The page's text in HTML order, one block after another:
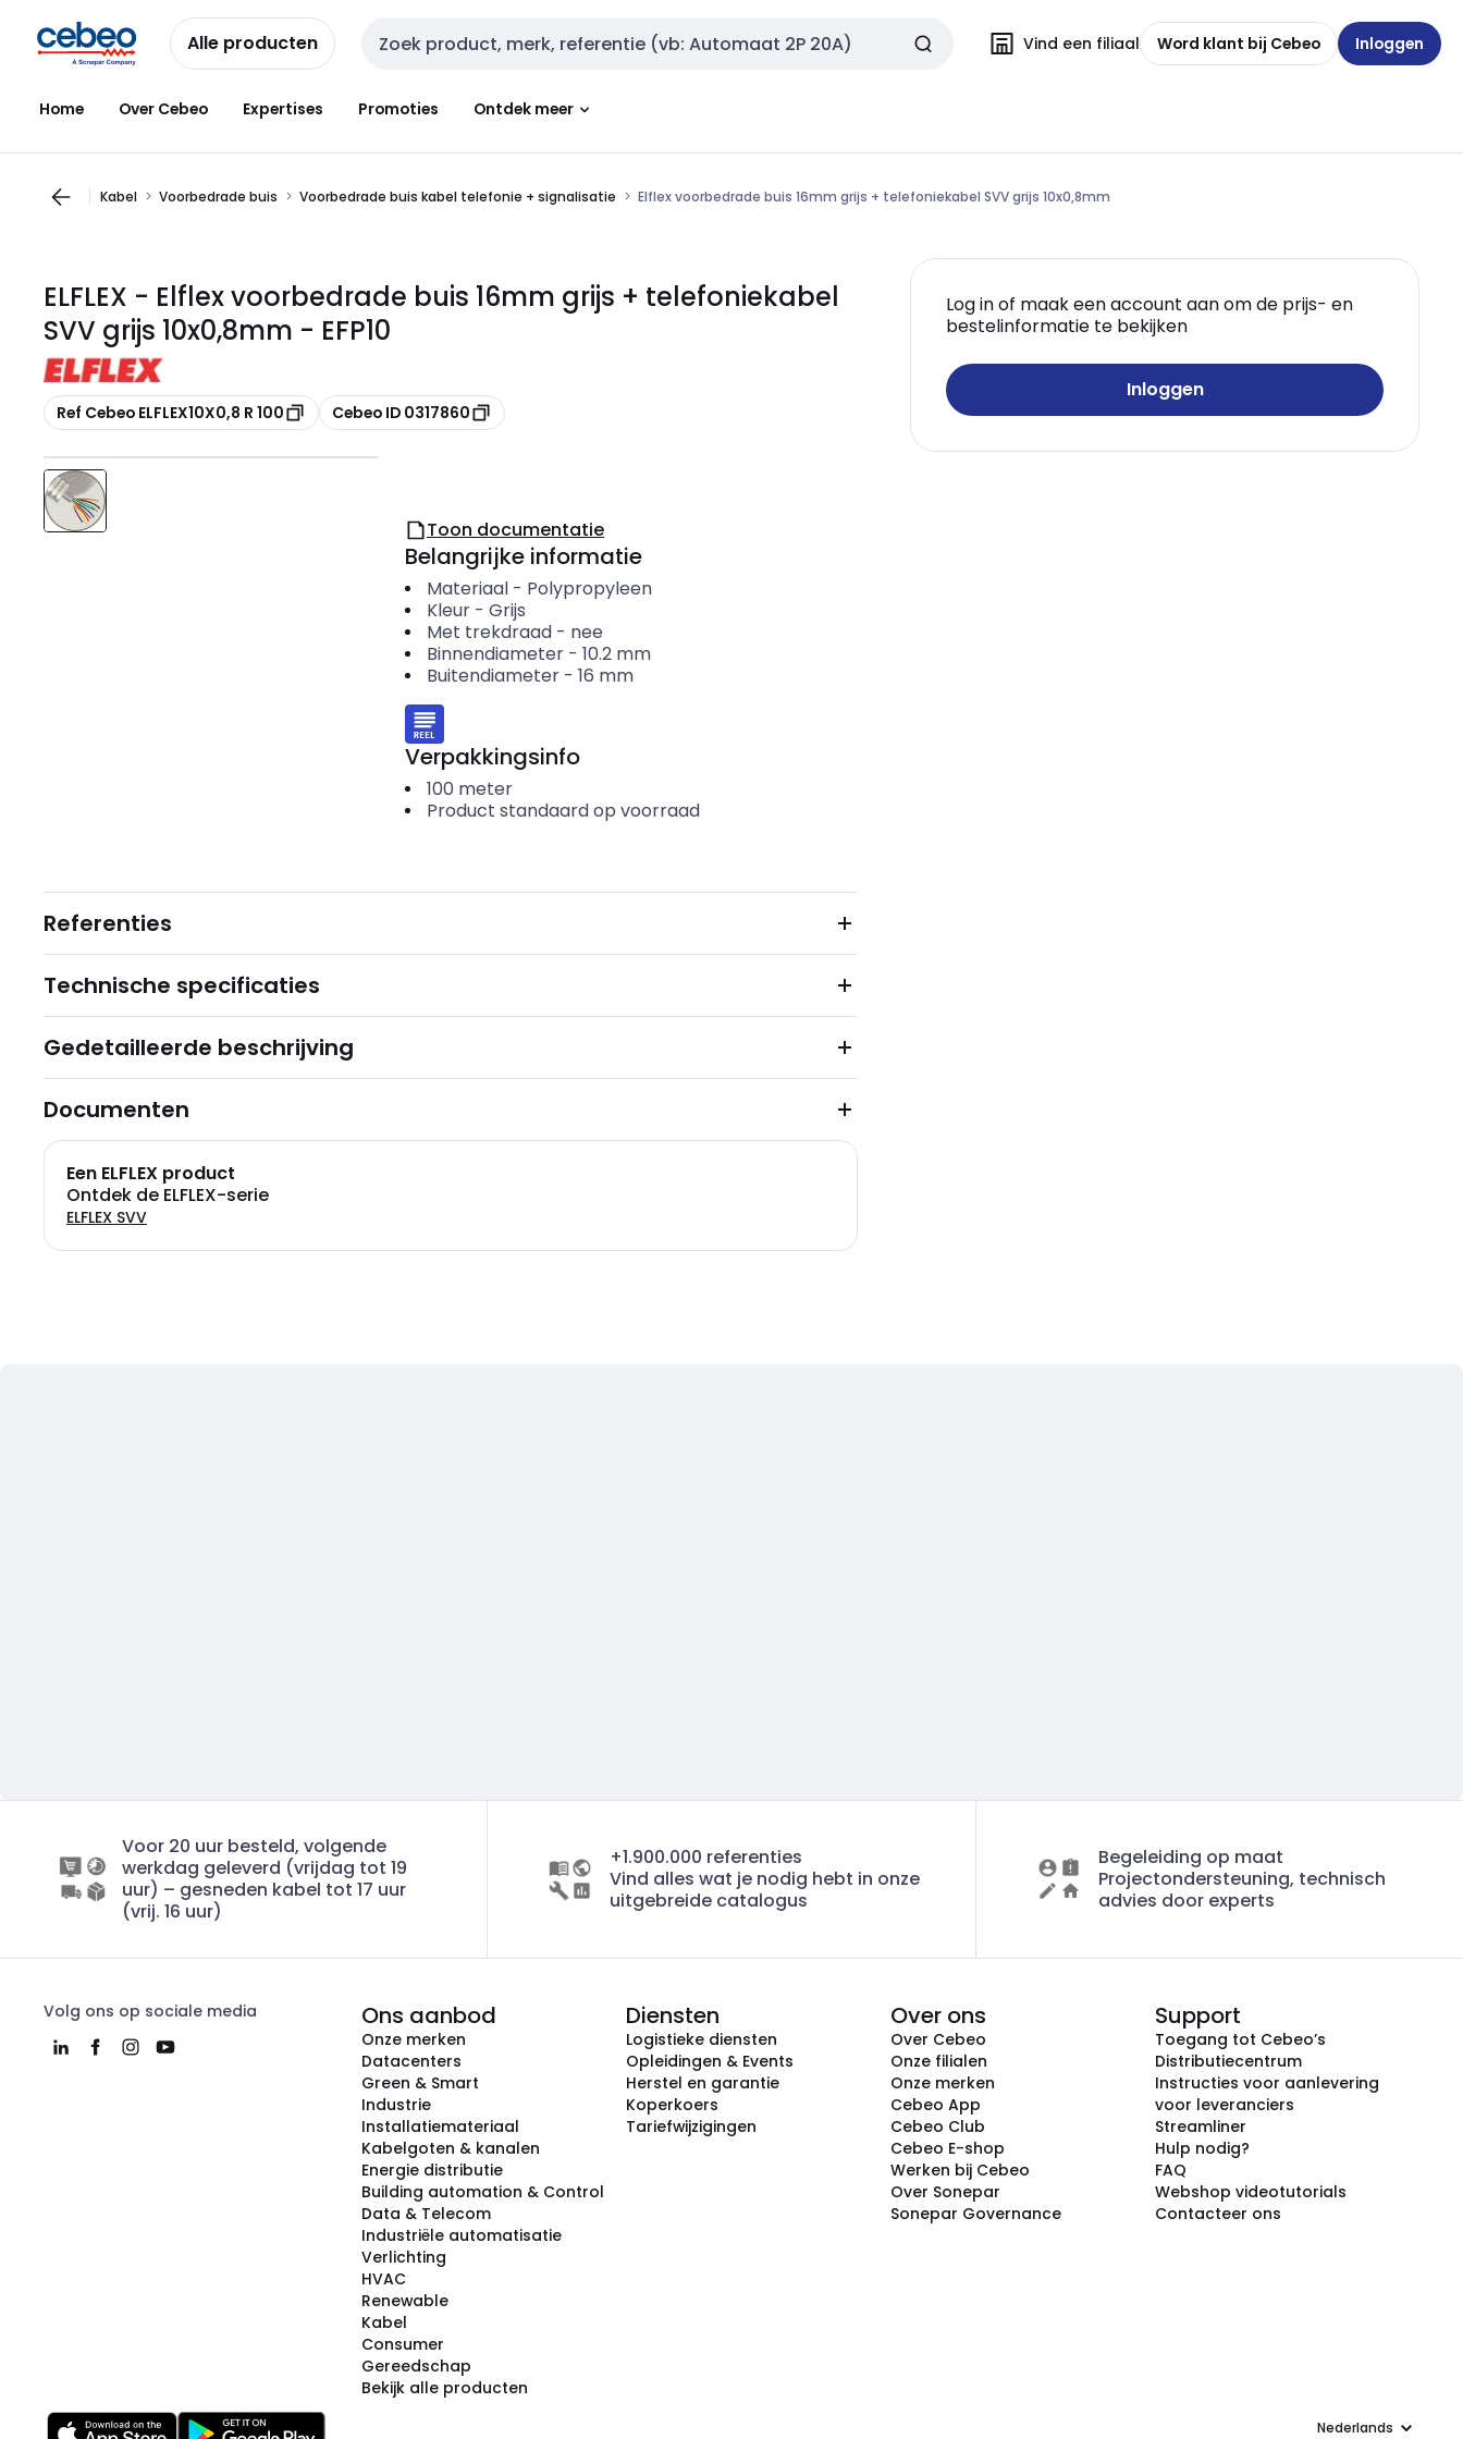
naar
navigatie
naar
inhoud
Alle producten Zoekveld invoer Vind een filiaal Word klant bij Cebeo Inloggen
Home Over Cebeo Expertises Promoties Ontdek meer
Kabel Voorbedrade buis Voorbedrade buis kabel telefonie + signalisatie Elflex voorbedrade buis 16mm grijs + telefoniekabel SVV grijs 10x0,8mm
ELFLEX - Elflex voorbedrade buis 16mm grijs + telefoniekabel
SVV grijs 10x0,8mm - EFP10
Kopiëren
Ref Cebeo ELFLEX10X0,8 R 100 Kopiëren
Cebeo ID 0317860
Log in of maak een account aan om de prijs- en
bestelinformatie te bekijken
Inloggen
Toon documentatie
Belangrijke informatie
Materiaal- Polypropyleen
Kleur- Grijs
Met trekdraad- nee
Binnendiameter- 10.2 mm
Buitendiameter- 16 mm
Verpakkingsinfo
100 meter
Product standaard op voorraad
Referenties
Technische specificaties
Gedetailleerde beschrijving
Documenten
Een ELFLEX product
Ontdek de ELFLEX-serie
ELFLEX SVV
Voor 20 uur besteld, volgende
werkdag geleverd (vrijdag tot 19
uur) – gesneden kabel tot 17 uur
(vrij. 16 uur)
+1.900.000 referenties
Vind alles wat je nodig hebt in onze
uitgebreide catalogus
Begeleiding op maat
Projectondersteuning, technisch
advies door experts
Volg ons op sociale media Ons aanbod
Onze merken
Datacenters
Green & Smart
Industrie
Installatiemateriaal
Kabelgoten & kanalen
Energie distributie
Building automation & Control
Data & Telecom
Industriële automatisatie
Verlichting
HVAC
Renewable
Kabel
Consumer
Gereedschap
Bekijk alle producten
Diensten
Logistieke diensten
Opleidingen & Events
Herstel en garantie
Koperkoers
Tariefwijzigingen
Over ons
Over Cebeo
Onze filialen
Onze merken
Cebeo App
Cebeo Club
Cebeo E-shop
Werken bij Cebeo
Over Sonepar
Sonepar Governance
Support
Toegang tot Cebeo’s
Distributiecentrum
Instructies voor aanlevering
voor leveranciers
Streamliner
Hulp nodig?
FAQ
Webshop videotutorials
Contacteer ons
Taal